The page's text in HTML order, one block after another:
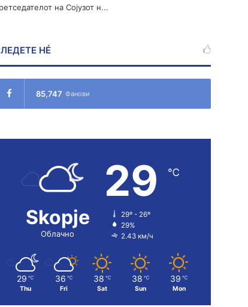
на Сојузот н...
НÉ
85,747 Фанови
Skopje
Облачно
29 ℃
29º - 26º
29%
2.43 км/ч
29 ℃
Thu
36 ℃
Fri
38 ℃
Sat
38 ℃
Sun
39 ℃
Mon